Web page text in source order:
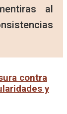
al
contra
y